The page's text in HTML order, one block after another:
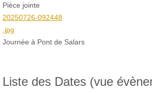
Pièce jointe
20250726-092448
.jpg
Journée à Pont de Salars
Liste des Dates (vue